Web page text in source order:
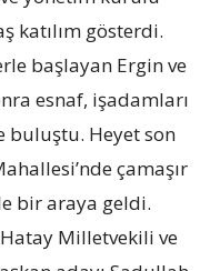
katılım gösterdi.
başlayan Ergin ve
esnaf, işadamları
buluştu. Heyet son
çamaşır
bir araya geldi.
Milletvekili ve